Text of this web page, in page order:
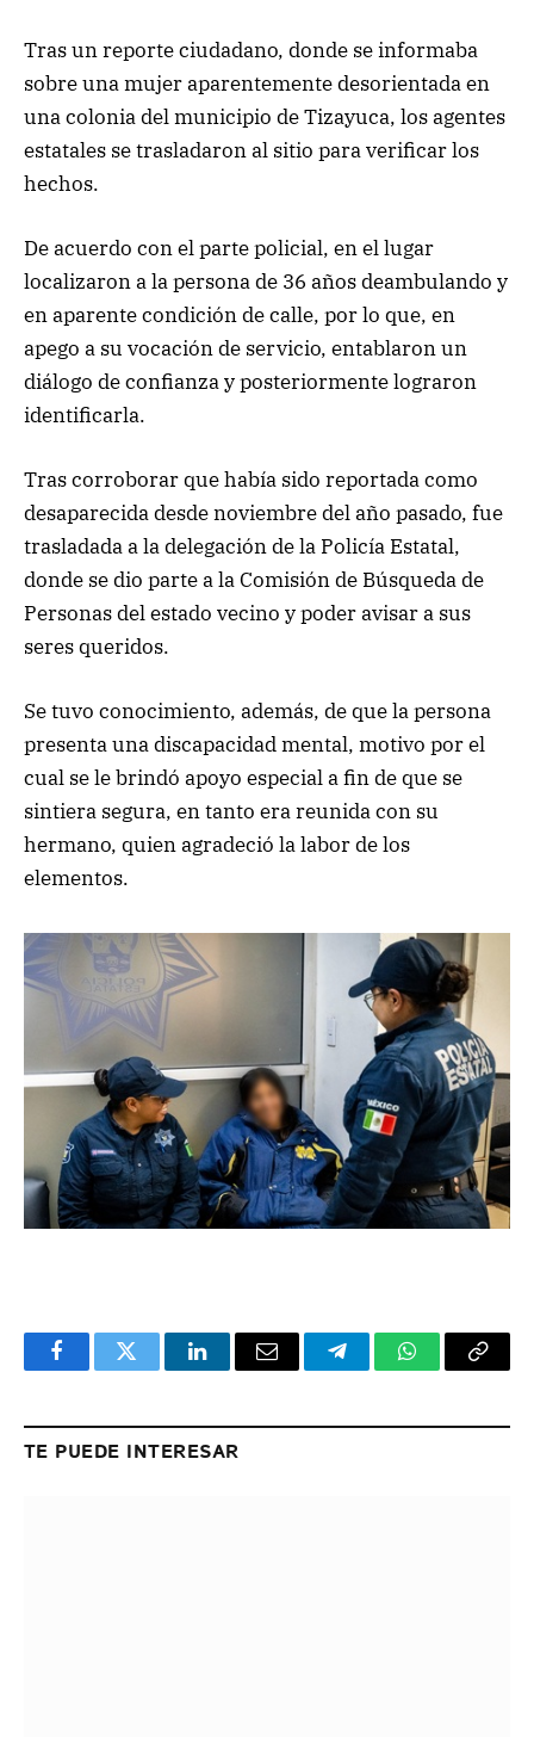
Tras un reporte ciudadano, donde se informaba
sobre una mujer aparentemente desorientada en
una colonia del municipio de Tizayuca, los agentes
estatales se trasladaron al sitio para verificar los
hechos.
De acuerdo con el parte policial, en el lugar
localizaron a la persona de 36 años deambulando y
en aparente condición de calle, por lo que, en
apego a su vocación de servicio, entablaron un
diálogo de confianza y posteriormente lograron
identificarla.
Tras corroborar que había sido reportada como
desaparecida desde noviembre del año pasado, fue
trasladada a la delegación de la Policía Estatal,
donde se dio parte a la Comisión de Búsqueda de
Personas del estado vecino y poder avisar a sus
seres queridos.
Se tuvo conocimiento, además, de que la persona
presenta una discapacidad mental, motivo por el
cual se le brindó apoyo especial a fin de que se
sintiera segura, en tanto era reunida con su
hermano, quien agradeció la labor de los
elementos.
FacebookTwitter LinkedInEmail TelegramWhatsApp
Copy
TE PUEDE INTERESAR